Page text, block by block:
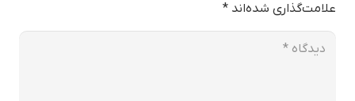
علامت‌گذاری شده‌اند *